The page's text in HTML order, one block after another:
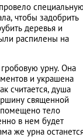
чтобы задобрить
деревья и
распилены на
урну. Она
и украшена
считается, душа
священной
помещено тело
в нем будет
же урна